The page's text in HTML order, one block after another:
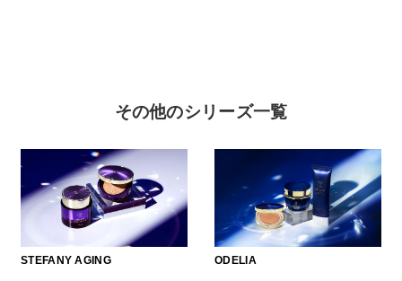
アイテムから探す
クレンジング
化粧水
シリーズから探す
CNP Laboratory（国内正規品）
PLACENTIST
Suhadabi
メイクアップ
ベースメイク
クッションファンデーション
ポイントメイク
すべてのポイントメイク
インナーケア
成分別で探す 目的別で探す
ヘア/ボディケア
その他のシリーズ一覧
STEFANY AGING ODELIA